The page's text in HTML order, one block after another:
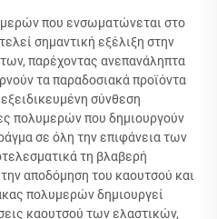
που ενσωματώνεται στο
σημαντική εξέλιξη στην
παρέχοντας ανεπανάληπτα
τα παραδοσιακά προϊόντα
σύνθεση
πολυμερών που δημιουργούν
σε όλη την επιφάνεια των
τη βλαβερή
αποδόμηση του καουτσού και
πολυμερών δημιουργεί
καουτσού των ελαστικών,